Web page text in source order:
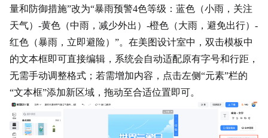
量和防御措施”改为“暴雨预警4色等级：蓝色（小雨，关注
天气）-黄色（中雨，减少外出）-橙色（大雨，避免出行）-
红色（暴雨，立即避险）”。在美图设计室中，双击模板中
的文本框即可直接编辑，系统会自动适配原有字号和行距，
无需手动调整格式；若需增加内容，点击左侧“元素”栏的
“文本框”添加新区域，拖动至合适位置即可。